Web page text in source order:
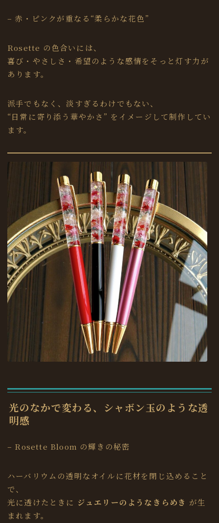
– 赤・ピンクが重なる“柔らかな花色”
Rosette の色合いには、
喜び・やさしさ・希望のような感情をそっと灯す力が
あります。
派手でもなく、淡すぎるわけでもない、
“日常に寄り添う華やかさ” をイメージして制作してい
ます。
光のなかで変わる、シャボン玉のような透
明感
– Rosette Bloom の輝きの秘密
ハーバリウムの透明なオイルに花材を閉じ込めること
で、
光に透けたときに ジュエリーのようなきらめき が生
まれます。